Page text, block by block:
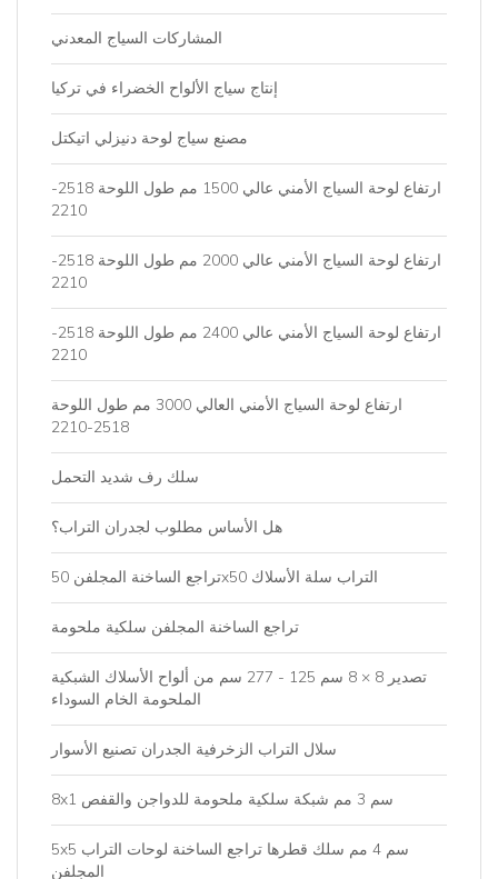
المشاركات السياج المعدني
إنتاج سياج الألواح الخضراء في تركيا
مصنع سياج لوحة دنيزلي اتيكتل
ارتفاع لوحة السياج الأمني ​​عالي 1500 مم طول اللوحة 2518-
2210
ارتفاع لوحة السياج الأمني ​​عالي 2000 مم طول اللوحة 2518-
2210
ارتفاع لوحة السياج الأمني ​​عالي 2400 مم طول اللوحة 2518-
2210
ارتفاع لوحة السياج الأمني ​​العالي 3000 مم طول اللوحة
2518-2210
سلك رف شديد التحمل
هل الأساس مطلوب لجدران التراب؟
تراجع الساخنة المجلفن 50x50 التراب سلة الأسلاك
تراجع الساخنة المجلفن سلكية ملحومة
تصدير 8 × 8 سم 125 - 277 سم من ألواح الأسلاك الشبكية
الملحومة الخام السوداء
سلال التراب الزخرفية الجدران تصنيع الأسوار
8x1 سم 3 مم شبكة سلكية ملحومة للدواجن والقفص
5x5 سم 4 مم سلك قطرها تراجع الساخنة لوحات التراب
المجلفن